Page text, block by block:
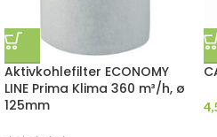
Aktivkohlefilter ECONOMY
LINE Prima Klima 360 m³/h, ø
125mm